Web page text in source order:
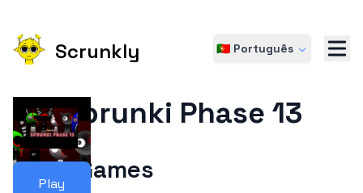
Scrunkly 🇵🇹 Português
Play
Sprunki Phase 13
More Games